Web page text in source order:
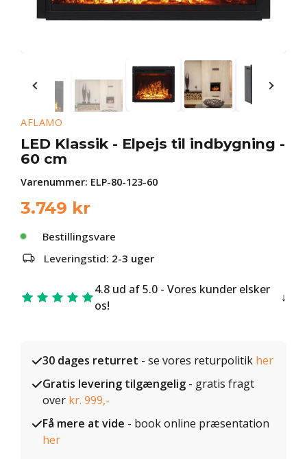
AFLAMO
LED Klassik - Elpejs til indbygning -
60 cm
Varenummer: ELP-80-123-60
3.749 kr
Bestillingsvare
Leveringstid: 2-3 uger
4.8 ud af 5.0 - Vores kunder elsker
os!
30 dages returret - se vores returpolitik her
Gratis levering tilgængelig - gratis fragt
over kr. 999,-
Få mere at vide - book online præsentation
her